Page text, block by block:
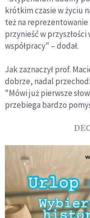
krótkim czasie w życiu
też na reprezentowanie
przynieść w
współpracy" – dodał.
Jak zaznaczył prof.
dobrze, nadal
"Mówi już pierwsze
przebiega bardzo